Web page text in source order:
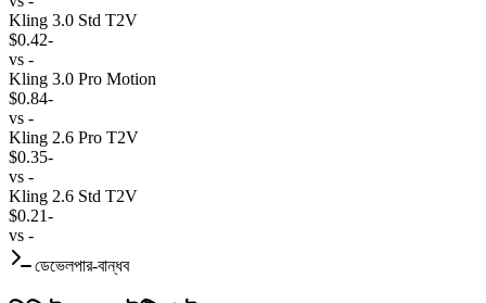
Kling 3.0 Std T2V
$0.42-
vs -
Kling 3.0 Pro Motion
$0.84-
vs -
Kling 2.6 Pro T2V
$0.35-
vs -
Kling 2.6 Std T2V
$0.21-
vs -
ডেভেলপার-বান্ধব